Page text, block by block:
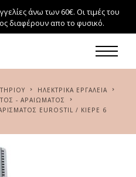
άνω των 60€. Οι τιμές του
διαφέρουν απο το φυσικό.
ΗΛΕΚΤΡΙΚΆ ΕΡΓΑΛΕΊΑ
- ΑΡΑΙΏΜΑΤΟΣ
EUROSTIL / KIEPE 6